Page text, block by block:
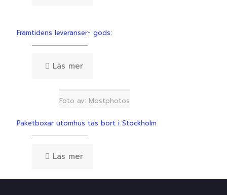
Framtidens leveranser- gods:
Läs mer
Foto av: Mostphotos
Paketboxar utomhus tas bort i Stockholm
Läs mer